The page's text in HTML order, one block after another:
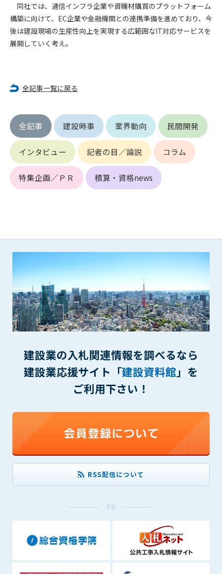
同社では、通信インフラ企業や資機材購買のプラットフォーム
構築に向けて、EC企業や金融機関との連携準備を進めており、今
後は建設現場の生産性向上を実現する広範囲なIT対応サービスを
展開していく考え。
全記事一覧に戻る
全記事 建設時事 業界動向 民間開発
インタビュー 記者の目／論説 コラム
特集企画／ＰＲ 積算・資格news
建設業の入札関連情報を調べるなら
建設業応援サイト「建設資料館」を
ご利用下さい！
RSS配信について
PR
員としての権限を承認しないことがあります。
(1) 会員申し込みをした者が実在しなかった場合
(2) 本規約に違反した場合/li>
(3) 会員申し込みの際、申告事項に虚偽があった場合
2. 管理者は承認後であっても承認した会員が前項の何れかに該
第5条（IDおよびパスワードの管理）
1. 会員は申込の際に管理者が発行したIDおよびパスワードの使
用および管理について責任を負うものとします。
2. 会員は、自己のIDおよびパスワードを、貸与、譲渡、売買、
その他形態を問わず、第三者に利用させることはできませ
ん。
第6条（会員の禁止事項）
1. 会員は建設資料館WEB上で以下の行為をしないものとしま
(1) 第三者または管理者の著作権、その他知的所有権を侵害す
る行為
(2) 第三者または管理者の財産、プライバシー等を侵害する行
為
(3) 第三者または管理者を誹謗中傷する行為
(4) 有害なコンピュータプログラム等を送信又は書き込む行為
(6) 管理者が承認していない営利を目的とした行為
(7) 公序良俗に反する行為
(8) 犯罪的行為に結びつく行為
(9) その他、法律に反する行為
を、営利を目的として第三者に転売し、または転売のため
に第三者に提供すること
第7条（登録内容の削除）
管理者は、会員が登録した内容が以下に該当する、またはその
恐れのあるものは、会員の承諾なく削除できるものとします。
(2) 建設資料館の運営および保守管理上、必要と判断した場合
第8条（サービスの変更・中止等）
管理者は、会員の承諾なく、本サービス内容の変更(新規追加、
廃止を含み)し、本サービスの運営を中止または廃止することが